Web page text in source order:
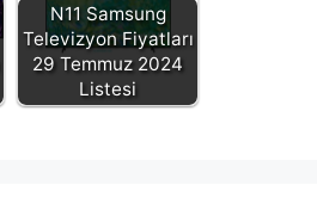
N11 Samsung
Televizyon Fiyatları
29 Temmuz 2024
Listesi